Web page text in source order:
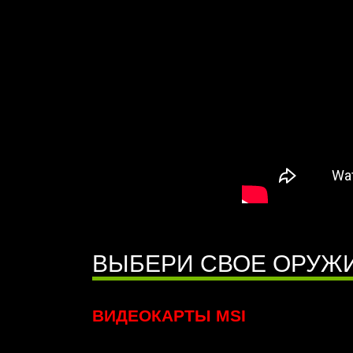
ВЫБЕРИ СВОЕ
ВИДЕОКАРТЫ MSI